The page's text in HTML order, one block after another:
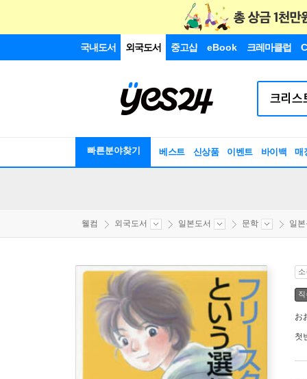
국내도서 외국도서 중고샵 eBook 크레마클럽
빠른분야찾기 베스트 신상품 이벤트 바이백 매
웰컴 외국도서 일본도서 문학 일
お
첫